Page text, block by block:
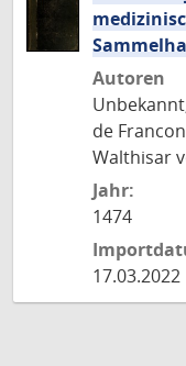
Autoren
de
Walthisar
Jahr:
1474
17.03.2022